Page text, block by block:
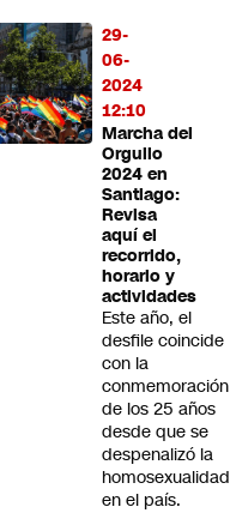
29-
06-
2024
12:10
Marcha del
Orgullo
2024 en
Santiago:
Revisa
aquí el
recorrido,
horario y
actividades
Este año, el
desfile coincide
con la
conmemoración
de los 25 años
desde que se
despenalizó la
homosexualidad
en el país.